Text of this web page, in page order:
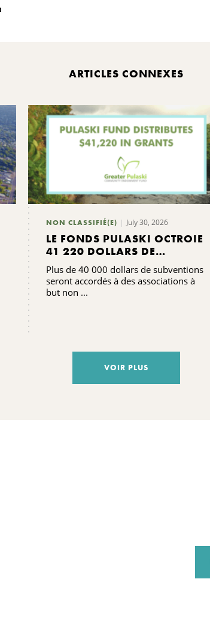
Print
ARTICLES CONNEXES
NON CLASSIFIÉ(E) July 30, 2026
LE FONDS PULASKI OCTROIE
41 220 DOLLARS DE
SUBVENTIONS
Plus de 40 000 dollars de subventions
seront accordés à des associations à
but non ...
VOIR PLUS